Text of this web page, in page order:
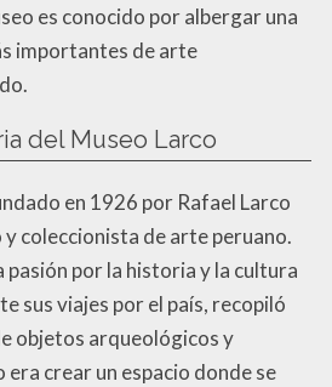
es conocido por albergar una
importantes de arte
del Museo Larco
en 1926 por Rafael Larco
coleccionista de arte peruano.
pasión por la historia y la cultura
sus viajes por el país, recopiló
objetos arqueológicos y
crear un espacio donde se